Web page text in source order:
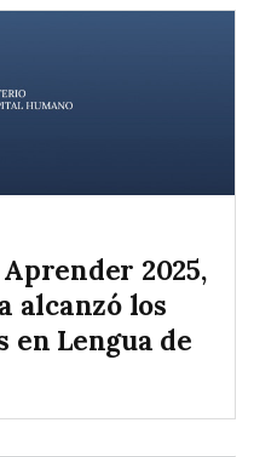
2025,
alcanzó los
en Lengua de